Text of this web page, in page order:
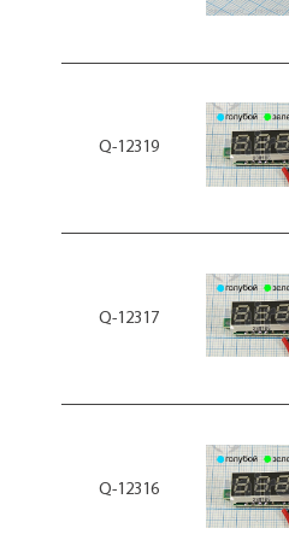
Q-12319
Q-12317
Q-12316